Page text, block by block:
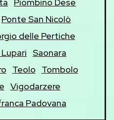
Ponte San Nicolò
delle Pertiche
Saonara
Teolo
Tombolo
Vigodarzere
Padovana